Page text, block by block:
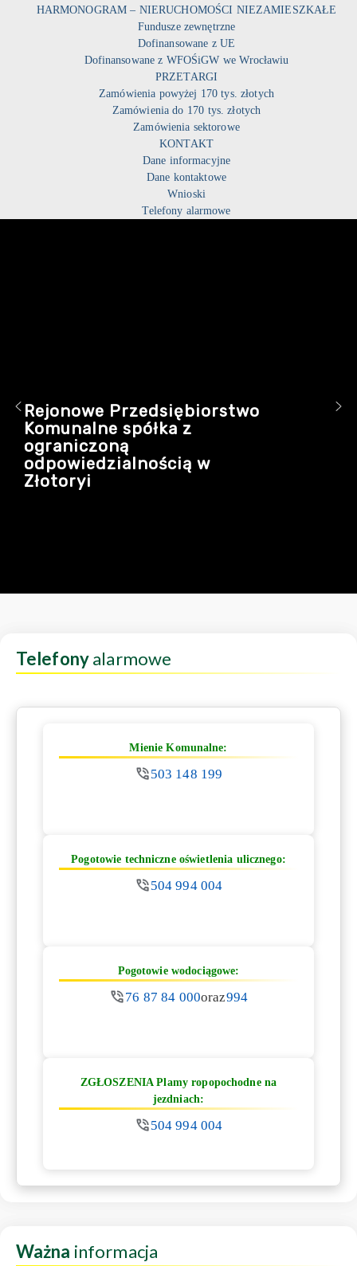
HARMONOGRAM – NIERUCHOMOŚCI NIEZAMIESZKAŁE
Fundusze zewnętrzne
Dofinansowane z UE
Dofinansowane z WFOŚiGW we Wrocławiu
PRZETARGI
Zamówienia powyżej 170 tys. złotych
Zamówienia do 170 tys. złotych
Zamówienia sektorowe
KONTAKT
Dane informacyjne
Dane kontaktowe
Wnioski
Telefony alarmowe
Rejonowe Przedsiębiorstwo
Komunalne spółka z
ograniczoną
odpowiedzialnością w
Złotoryi
Telefonyalarmowe
Mienie Komunalne:
503 148 199
Pogotowie techniczne oświetlenia ulicznego:
504 994 004
Pogotowie wodociągowe:
76 87 84 000oraz994
ZGŁOSZENIA Plamy ropopochodne na
jezdniach:
504 994 004
Ważna informacja